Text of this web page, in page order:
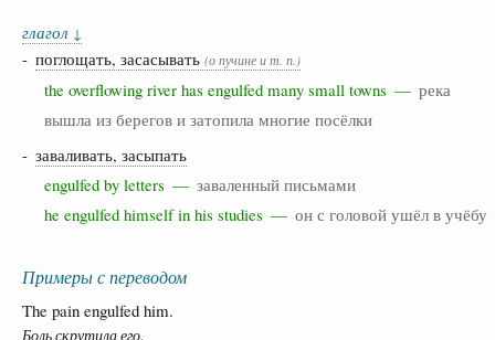
глагол ↓
- поглощать, засасывать (о пучине и т. п.)
the overflowing river has engulfed many small towns — река
вышла из берегов и затопила многие посёлки
- заваливать, засыпать
engulfed by letters — заваленный письмами
he engulfed himself in his studies — он с головой ушёл в учёбу
Примеры с переводом
The pain engulfed him.
Боль скрутила его.